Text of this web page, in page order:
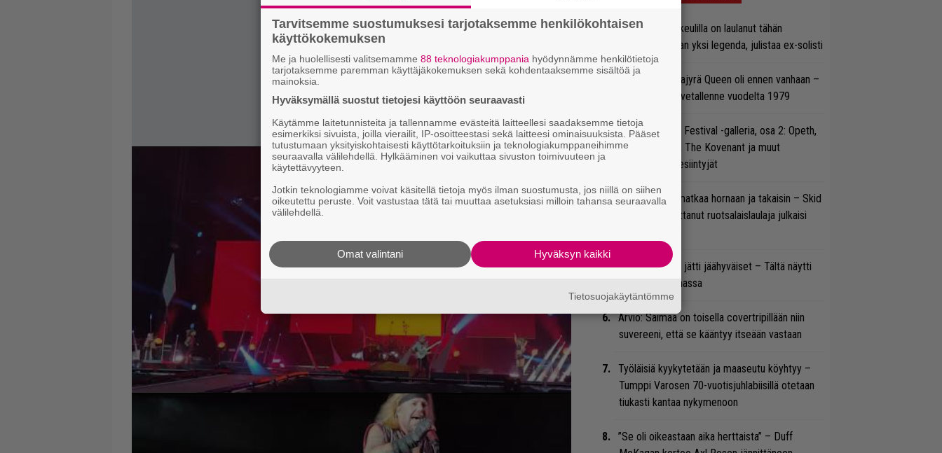
Iron Maidenin keulilla on laulanut tähän
mennessä tasan yksi legenda, julistaa ex-solisti
Tällainen keikkajyrä Queen oli ennen vanhaan –
katso tulinen livetallenne vuodelta 1979
Hellsinki Metal Festival -galleria, osa 2: Opeth,
Paradise Lost, The Kovenant ja muut
päätöspäivän esiintyjät
Erik Grönwall matkaa hornaan ja takaisin – Skid
Row’ssa vaikuttanut ruotsalaislaulaja julkaisi
Eppu Normaali jätti jäähyväiset – Tältä näytti
tunnelma Ratinassa
Arvio: Saimaa on toisella covertripillään niin
suvereeni, että se kääntyy itseään vastaan
Työläisiä kyykytetään ja maaseutu köyhtyy –
Tumppi Varosen 70-vuotisjuhlabiisillä otetaan
tiukasti kantaa nykymenoon
”Se oli oikeastaan aika herttaista” – Duff
Tarvitsemme suostumuksesi tarjotaksemme henkilökohtaisen
käyttökokemuksen
Me ja huolellisesti valitsemamme 88 teknologiakumppania hyödynnämme henkilötietoja
tarjotaksemme paremman käyttäjäkokemuksen sekä kohdentaaksemme sisältöä ja
mainoksia.
Hyväksymällä suostut tietojesi käyttöön seuraavasti
Käytämme laitetunnisteita ja tallennamme evästeitä laitteellesi saadaksemme tietoja
esimerkiksi sivuista, joilla vierailit, IP-osoitteestasi sekä laitteesi ominaisuuksista. Pääset
tutustumaan yksityiskohtaisesti käyttötarkoituksiin ja teknologiakumppaneihimme
seuraavalla välilehdellä. Hylkääminen voi vaikuttaa sivuston toimivuuteen ja
käytettävyyteen.
Jotkin teknologiamme voivat käsitellä tietoja myös ilman suostumusta, jos niillä on siihen
oikeutettu peruste. Voit vastustaa tätä tai muuttaa asetuksiasi milloin tahansa seuraavalla
välilehdellä.
Hyväksyn kaikki
Omat valintani
Tietosuojakäytäntömme